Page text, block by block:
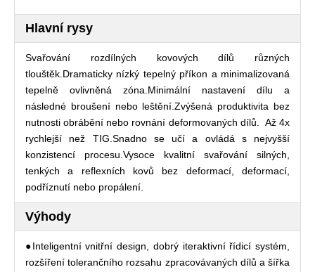
Hlavní rysy
Svařování rozdílných kovových dílů různých
tlouštěk.Dramaticky nízký tepelný příkon a minimalizovaná
tepelně ovlivněná zóna.Minimální nastavení dílu a
následné broušení nebo leštění.Zvýšená produktivita bez
nutnosti obrábění nebo rovnání deformovaných dílů. Až 4x
rychlejší než TIG.Snadno se učí a ovládá s nejvyšší
konzistencí procesu.Vysoce kvalitní svařování silných,
tenkých a reflexních kovů bez deformací, deformací,
podříznutí nebo propálení.
Výhody
●Inteligentní vnitřní design, dobrý iteraktivní řídicí systém,
rozšíření tolerančního rozsahu zpracovávaných dílů a šířka